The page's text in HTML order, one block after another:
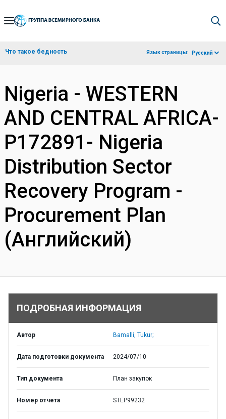
Skip
Navigation
Что такое бедность Язык страницы: Русский
Nigeria - WESTERN
AND CENTRAL AFRICA-
P172891- Nigeria
Distribution Sector
Recovery Program -
Procurement Plan
(Английский)
ПОДРОБНАЯ ИНФОРМАЦИЯ
Автор Bamalli, Tukur;
Дата подготовки документа 2024/07/10
Тип документа План закупок
Номер отчета STEP99232